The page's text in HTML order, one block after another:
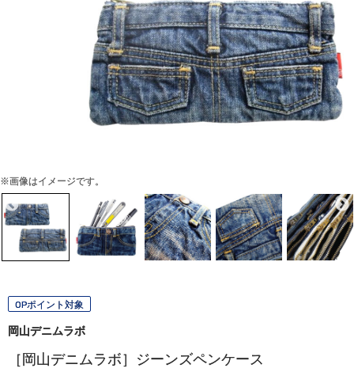
※画像はイメージです。
OPポイント対象
岡山デニムラボ
［岡山デニムラボ］ジーンズペンケース